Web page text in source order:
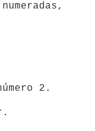
2.